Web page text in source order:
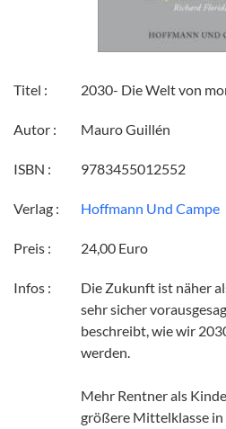
Titel : 2030- Die Welt von
Autor : Mauro Guillén
ISBN : 9783455012552
Verlag : Hoffmann Und Campe
Preis : 24,00 Euro
Infos :
Die Zukunft ist näher
sehr sicher
beschreibt, wie wir
werden.
Mehr Rentner als
größere Mittelklasse